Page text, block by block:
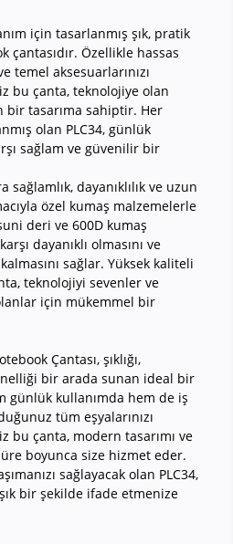
için tasarlanmış şık, pratik
çantasıdır. Özellikle hassas
temel aksesuarlarınızı
bu çanta, teknolojiye olan
bir tasarıma sahiptir. Her
olan PLC34, günlük
sağlam ve güvenilir bir
sağlamlık, dayanıklılık ve uzun
özel kumaş malzemelerle
deri ve 600D kumaş
dayanıklı olmasını ve
sağlar. Yüksek kaliteli
teknolojiyi sevenler ve
için mükemmel bir
Çantası, şıklığı,
bir arada sunan ideal bir
günlük kullanımda hem de iş
tüm eşyalarınızı
bu çanta, modern tasarımı ve
boyunca size hizmet eder.
sağlayacak olan PLC34,
bir şekilde ifade etmenize